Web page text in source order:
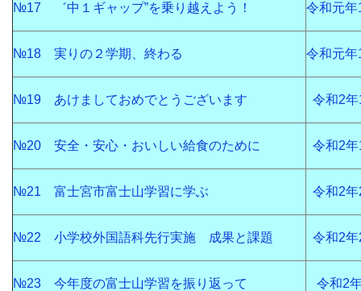
№17 ゛中１ギャップ”を乗り越えよう！ 令和元
№18 実りの２学期、終わる 令和元
№19 あけましておめでとうございます 令和2
№20 安全・安心・おいしい給食のために 令和2
№21 富士宮市富士山学習に学ぶ 令和2
№22 小学校外国語科先行実施 成果と課題 令和2
№23 今年度の富士山学習を振り返って 令和2